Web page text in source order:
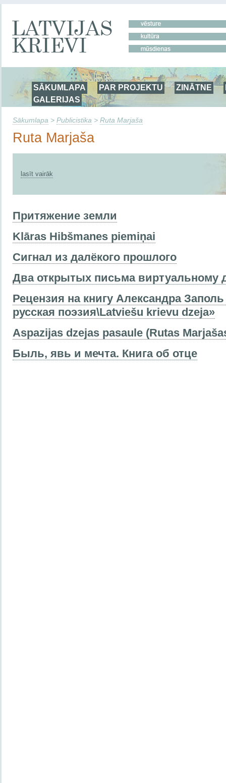
SĀKUMLAPA PAR PROJEKTU ZINĀTNE
GALERIJAS
Sākumlapa > Publicistika > Ruta Marjaša
Ruta Marjaša
lasīt vairāk
Притяжение земли
Klāras Hibšmanes piemiņai
Сигнал из далёкого прошлого
Два открытых письма виртуальному
Рецензия на книгу Александра
русская поэзия\Latviešu krievu dzeja»
Aspazijas dzejas pasaule (Rutas
Быль, явь и мечта. Книга об отце